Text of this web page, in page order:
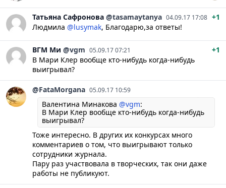
Татьяна Сафронова @tasamaytanya 04.09.17 17:08 +1
Людмила @lusymak, Благодарю,за ответы!
ВГМ Ми @vgm 05.09.17 07:21
+1
В Мари Клер вообще кто-нибудь когда-нибудь
выигрывал?
@FataMorgana 05.09.17 10:59
Валентина Минакова @vgm:
В Мари Клер вообще кто-нибудь когда-нибудь
выигрывал?
Тоже интересно. В других их конкурсах много
комментариев о том, что выигрывают только
сотрудники журнала.
Пару раз участвовала в творческих, так они даже
работы не публикуют.